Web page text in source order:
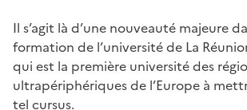
Il s’agit là d’une nouveauté majeure
formation de l’université de La
qui est la première université des
ultrapériphériques de l’Europe à
tel cursus.